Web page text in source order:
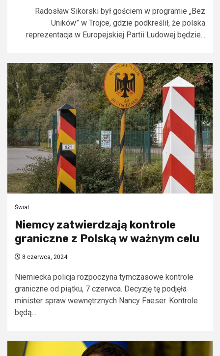
Radosław Sikorski był gościem w programie „Bez
Uników” w Trojce, gdzie podkreślił, że polska
reprezentacja w Europejskiej Partii Ludowej będzie...
Świat
Niemcy zatwierdzają kontrole
graniczne z Polską w ważnym celu
8 czerwca, 2024
Niemiecka policja rozpoczyna tymczasowe kontrole
graniczne od piątku, 7 czerwca. Decyzję tę podjęła
minister spraw wewnętrznych Nancy Faeser. Kontrole
będą...